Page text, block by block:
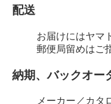
配送
お届けにはヤマ
郵便局留めはご
納期、バックオー
メーカー／カタ